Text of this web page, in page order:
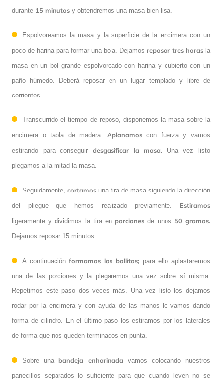
durante 15 minutos y obtendremos una masa bien lisa.
Espolvoreamos la masa y la superficie de la encimera con un
poco de harina para formar una bola. Dejamos reposar tres horasla
masa en un bol grande espolvoreado con harina y cubierto con un
paño húmedo. Deberá reposar en un lugar templado y libre de
corrientes.
Transcurrido el tiempo de reposo, disponemos la masa sobre la
encimera o tabla de madera. Aplanamoscon fuerza y vamos
estirando para conseguir desgasificar la masa. Una vez listo
plegamos a la mitad la masa.
Seguidamente, cortamos una tira de masa siguiendo la dirección
del pliegue que hemos realizado previamente. Estiramos
ligeramente y dividimos la tira en porciones de unos 50 gramos.
Dejamos reposar 15 minutos.
A continuaciónformamos los bollitos;para ello aplastaremos
una de las porciones y la plegaremos una vez sobre sí misma.
Repetimos este paso dos veces más. Una vez listo los dejamos
rodar por la encimera y con ayuda de las manos le vamos dando
forma de cilindro. En el último paso los estiramos por los laterales
de forma que nos queden terminados en punta.
Sobre una bandeja enharinada vamos colocando nuestros
panecillos separados lo suficiente para que cuando leven no se